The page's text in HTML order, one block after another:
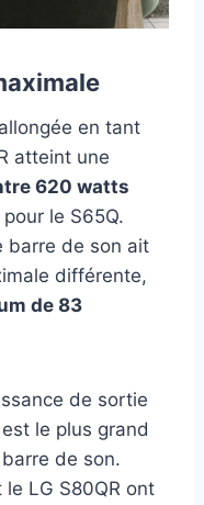
en tant
atteint une
620 watts
pour le S65Q.
barre de son ait
différente,
de 83
de sortie
le plus grand
de son.
le LG S80QR ont